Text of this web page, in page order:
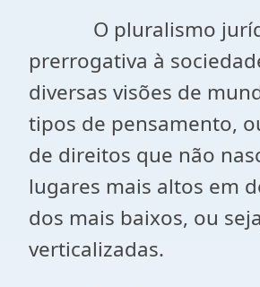
O pluralismo
prerrogativa à
diversas visões de
tipos de pensamento,
de direitos que não
lugares mais altos em
dos mais baixos, ou
verticalizadas.